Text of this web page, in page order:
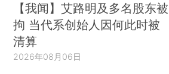
【我闻】艾路明及多名股东被
拘 当代系创始人因何此时被
清算
2026年08月06日